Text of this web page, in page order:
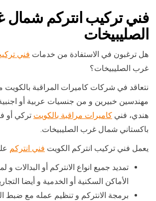
فني تركيب انتركم
الصليبيخات
هل ترغبون في الاستفادة من خدمات فني
غرب الصليبيخات؟
نتعاقد في شركات كاميرات المراقبة بالكويت
مهندسين خبيرين و من جنسيات عربية أو
هندي، فني كاميرات مراقبة بالكويت تركي أو
باكستاني شمال غرب الصليبيخات.
يعمل فني تركيب انتركم الكويت فني انتركم
تمديد جميع انواع الانتركم أو البدالات
الأماكن السكنية أو الخدمية و أيضا
برمجة الانتركم و تنظيم عمله مع ضبط